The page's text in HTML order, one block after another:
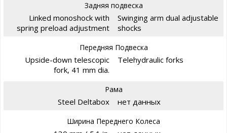
Задняя подвеска
Linked monoshock with
spring preload adjustment
Swinging arm dual adjustable
shocks
Передняя Подвеска
Upside-down telescopic
fork, 41 mm dia.
Telehydraulic forks
Рама
Steel Deltabox нет данных
Ширина Переднего Колеса